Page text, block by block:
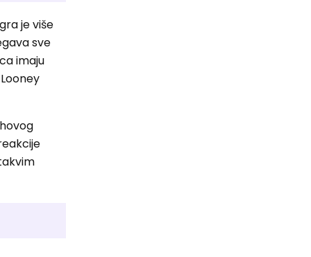
je više
sve
imaju